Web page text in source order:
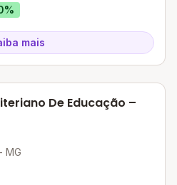
mais
De Educação –
MG